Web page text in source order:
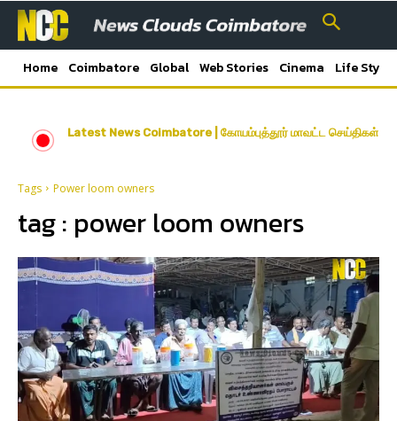
Home Coimbatore Global Web Stories Cinema Life Style
Latest News Coimbatore | கோயம்புத்தூர் மாவட்ட செய்திகள்
Tags Power loom owners
tag : power loom owners